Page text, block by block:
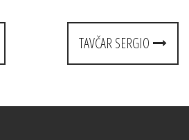
TAVČAR SERGIO